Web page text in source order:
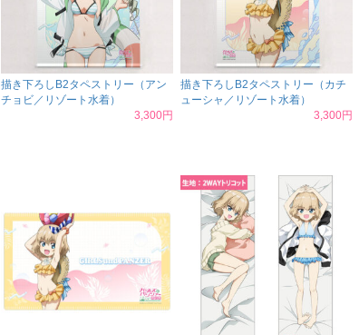
描き下ろしB2タペストリー（アン
チョビ／リゾート水着）
3,300円
描き下ろしB2タペストリー（カチ
ューシャ／リゾート水着）
3,300円